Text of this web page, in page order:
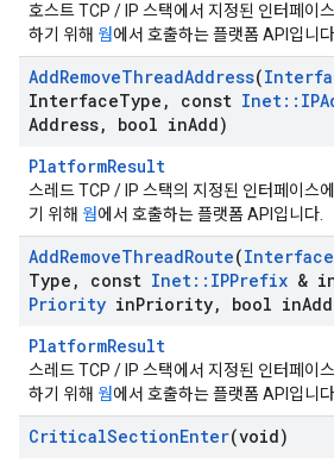
호스트 TCP / IP 스택에서 지정된 인터페이
하기 위해 웜에서 호출하는 플랫폼 API입니다.
AddRemoveThreadAddress(
InterfaceType , const Inet::
Address, bool inAdd)
PlatformResult
스레드 TCP / IP 스택의 지정된 인터페이스
기 위해 웜에서 호출하는 플랫폼 API입니다.
AddRemoveThreadRoute(Interface
Type , const Inet:: IPPrefix &
Priority inPriority, bool in
PlatformResult
스레드 TCP / IP 스택에서 지정된 인터페이
하기 위해 웜에서 호출하는 플랫폼 API입니다.
CriticalSectionEnter(void)